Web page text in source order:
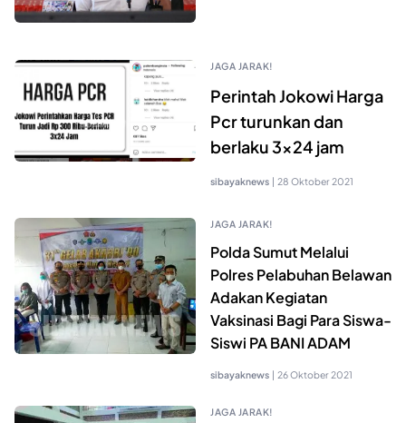
JAGA JARAK!
Perintah Jokowi Harga
Pcr turunkan dan
berlaku 3×24 jam
sibayaknews | 28 Oktober 2021
JAGA JARAK!
Polda Sumut Melalui
Polres Pelabuhan Belawan
Adakan Kegiatan
Vaksinasi Bagi Para Siswa-
Siswi PA BANI ADAM
sibayaknews | 26 Oktober 2021
JAGA JARAK!